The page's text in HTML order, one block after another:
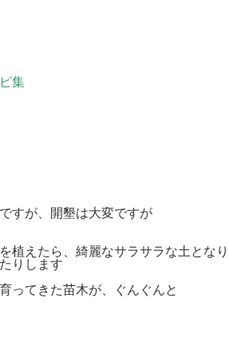
集
すが、開墾は大変ですが
植えたら、綺麗なサラサラな土とな
りします
ってきた苗木が、ぐんぐんと